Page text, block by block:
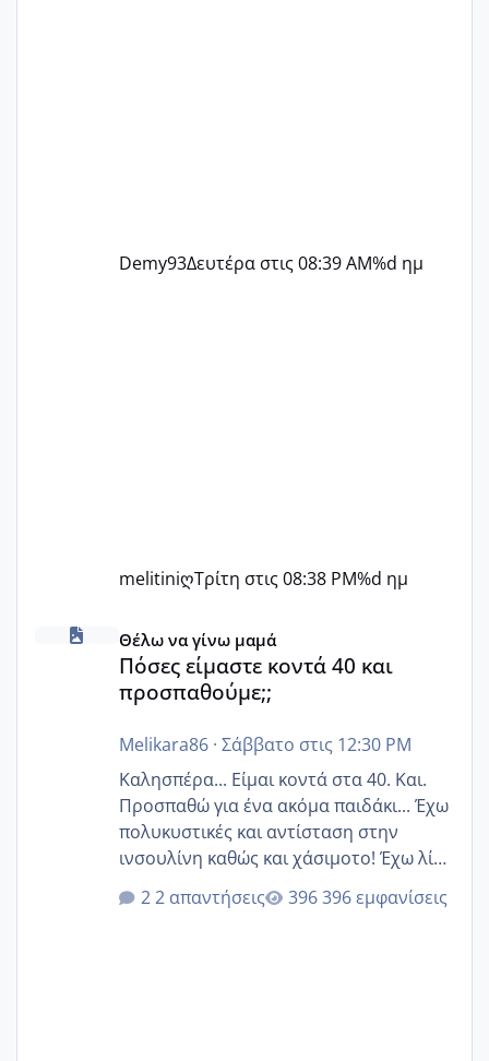
Demy93Δευτέρα στις 08:39 AM%d ημ
melitiniღΤρίτη στις 08:38 PM%d ημ
Πόσες είμαστε κοντά 40 και προσπαθούμε;;
Θέλω να γίνω μαμά
Πόσες είμαστε κοντά 40 και
προσπαθούμε;;
Melikara86· Σάββατο στις 12:30 PM
Καλησπέρα... Είμαι κοντά στα 40. Και.
Προσπαθώ για ένα ακόμα παιδάκι... Έχω
πολυκυστικές και αντίσταση στην
ινσουλίνη καθώς και χάσιμοτο! Έχω λίγα
κιλά παραπάνω και όσο κ αν προσπαθώ
δεν χάνω εύκολα! Προσπαθώ για ακόμη
2 απαντήσεις 396 εμφανίσεις